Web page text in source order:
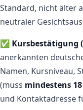
Standard, nicht älter
neutraler
✅ Kursbestätigung
anerkannten
Namen, Kursniveau,
(muss mindestens
und Kontaktadresse